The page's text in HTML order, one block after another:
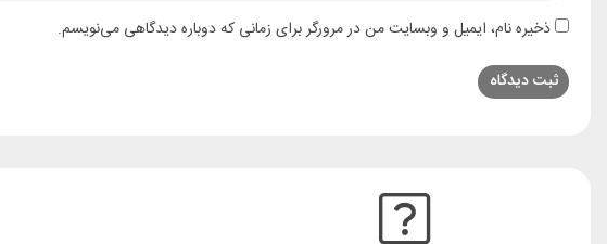
ذخیره نام، ایمیل و وبسایت من در مرورگر برای زمانی که دوباره دیدگاهی می‌نویسم.